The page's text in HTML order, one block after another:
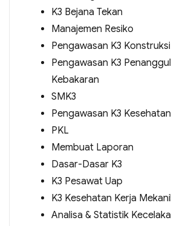
K3 Bejana Tekan
Manajemen Resiko
Pengawasan K3
Pengawasan K3
Kebakaran
SMK3
Pengawasan K3
PKL
Membuat Laporan
Dasar-Dasar K3
K3 Pesawat Uap
K3 Kesehatan Kerja
Analisa & Statistik